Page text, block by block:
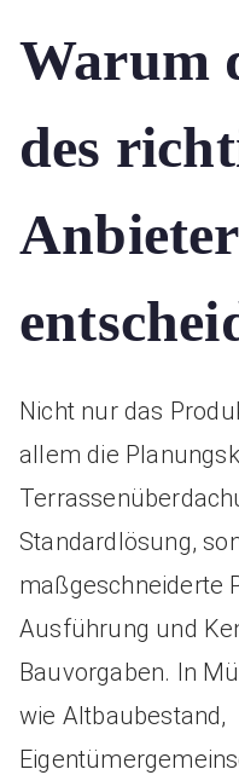
Warum
des
Nicht nur das
allem die
Standardlösung,
maßgeschneiderte
Ausführung und
Bauvorgaben. In
wie Altbaubestand,